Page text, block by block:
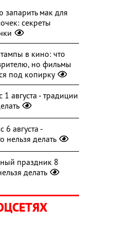
запарить мак для
секреты
в кино: что
но фильмы
под копирку
августа - традиции
6 августа -
нельзя делать
праздник 8
делать